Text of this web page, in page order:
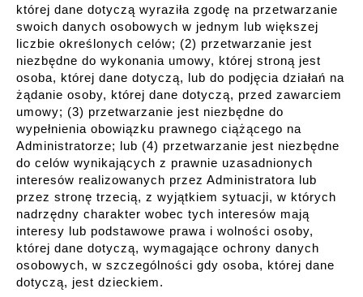
której dane dotyczą wyraziła zgodę na przetwarzanie
swoich danych osobowych w jednym lub większej
liczbie określonych celów; (2) przetwarzanie jest
niezbędne do wykonania umowy, której stroną jest
osoba, której dane dotyczą, lub do podjęcia działań na
żądanie osoby, której dane dotyczą, przed zawarciem
umowy; (3) przetwarzanie jest niezbędne do
wypełnienia obowiązku prawnego ciążącego na
Administratorze; lub (4) przetwarzanie jest niezbędne
do celów wynikających z prawnie uzasadnionych
interesów realizowanych przez Administratora lub
przez stronę trzecią, z wyjątkiem sytuacji, w których
nadrzędny charakter wobec tych interesów mają
interesy lub podstawowe prawa i wolności osoby,
której dane dotyczą, wymagające ochrony danych
osobowych, w szczególności gdy osoba, której dane
dotyczą, jest dzieckiem.